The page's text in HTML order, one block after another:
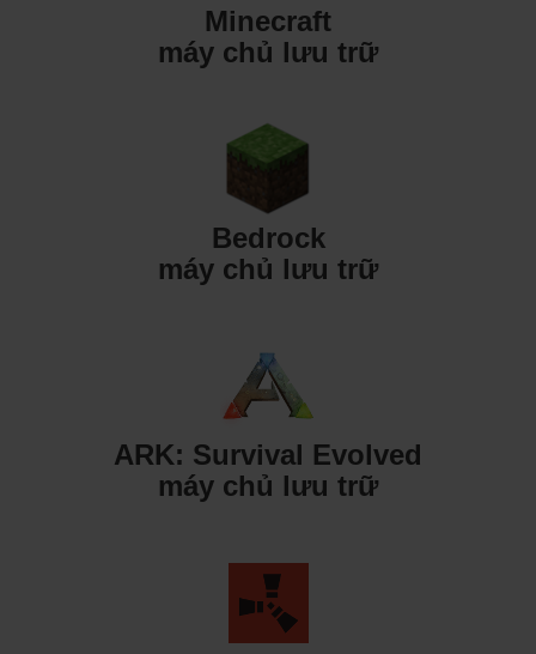
Minecraft
máy chủ lưu trữ
Bedrock
máy chủ lưu trữ
ARK: Survival Evolved
máy chủ lưu trữ